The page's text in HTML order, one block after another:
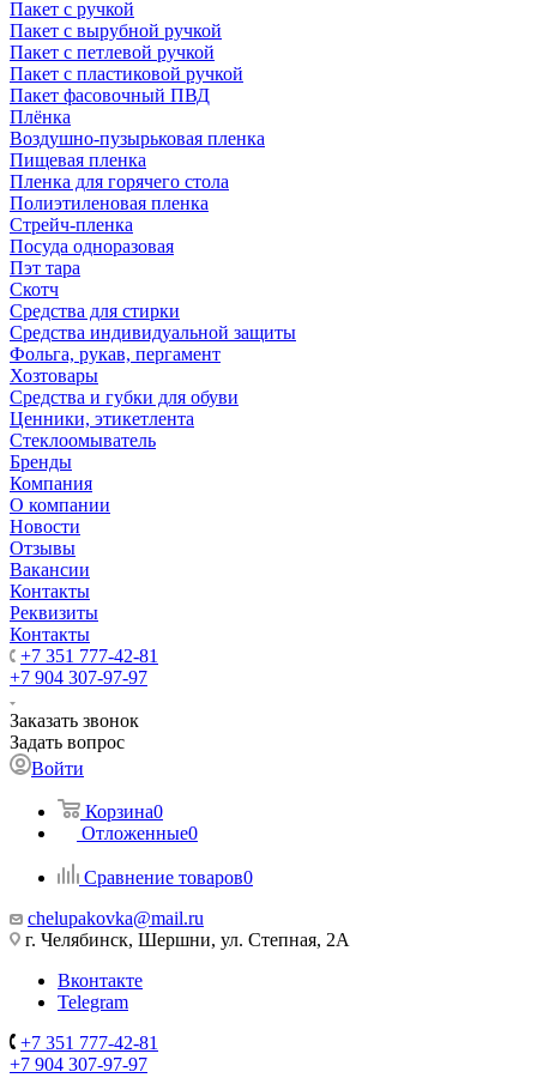
Пакет с ручкой
Пакет с вырубной ручкой
Пакет с петлевой ручкой
Пакет с пластиковой ручкой
Пакет фасовочный ПВД
Плёнка
Воздушно-пузырьковая пленка
Пищевая пленка
Пленка для горячего стола
Полиэтиленовая пленка
Стрейч-пленка
Посуда одноразовая
Пэт тара
Скотч
Средства для стирки
Средства индивидуальной защиты
Фольга, рукав, пергамент
Хозтовары
Средства и губки для обуви
Ценники, этикетлента
Стеклоомыватель
Бренды
Компания
О компании
Новости
Отзывы
Вакансии
Контакты
Реквизиты
Контакты
+7 351 777-42-81
+7 904 307-97-97
Заказать звонок
Задать вопрос
Войти
Корзина0
Отложенные0
Сравнение товаров0
chelupakovka@mail.ru
г. Челябинск, Шершни, ул. Степная, 2А
Вконтакте
Telegram
+7 351 777-42-81
+7 904 307-97-97